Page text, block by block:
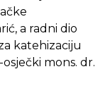
a radni dio
katehizaciju
mons. dr.